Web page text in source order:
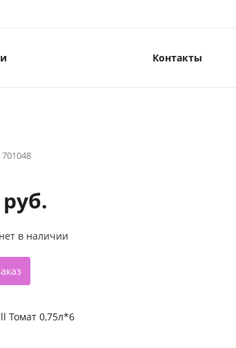
Контакты
701048
в наличии
Томат 0,75л*6